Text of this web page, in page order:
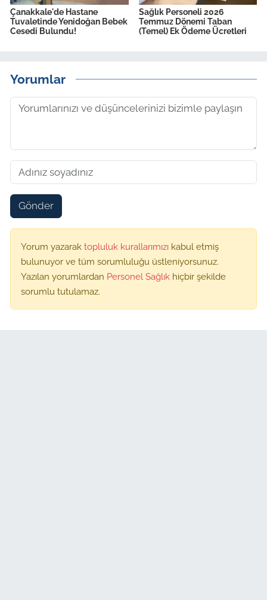
Çanakkale'de Hastane
Tuvaletinde Yenidoğan Bebek
Cesedi Bulundu!
Sağlık Personeli 2026
Temmuz Dönemi Taban
(Temel) Ek Ödeme Ücretleri
Yorumlar
Gönder
Yorum yazarak topluluk kurallarımızı kabul etmiş
bulunuyor ve tüm sorumluluğu üstleniyorsunuz.
Yazılan yorumlardan Personel Sağlık hiçbir şekilde
sorumlu tutulamaz.